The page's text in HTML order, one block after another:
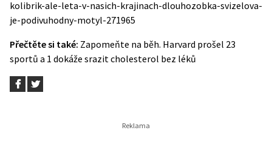
kolibrik-ale-leta-v-nasich-krajinach-dlouhozobka-svizelova-
je-podivuhodny-motyl-271965
Přečtěte si také: Zapomeňte na běh. Harvard prošel 23
sportů a 1 dokáže srazit cholesterol bez léků